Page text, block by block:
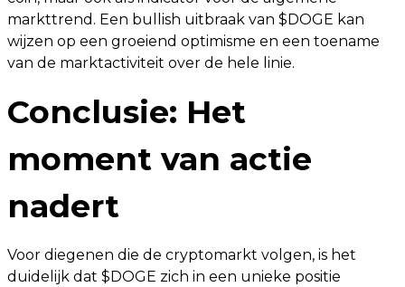
markttrend. Een bullish uitbraak van $DOGE kan
wijzen op een groeiend optimisme en een toename
van de marktactiviteit over de hele linie.
Conclusie: Het
moment van actie
nadert
Voor diegenen die de cryptomarkt volgen, is het
duidelijk dat $DOGE zich in een unieke positie